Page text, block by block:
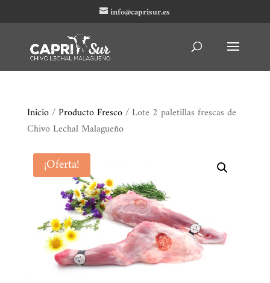
info@caprisur.es
Inicio/Producto Fresco/ Lote 2 paletillas frescas de
Chivo Lechal Malagueño
¡Oferta!